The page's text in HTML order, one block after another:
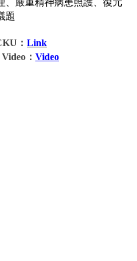
題
： Link
： Video